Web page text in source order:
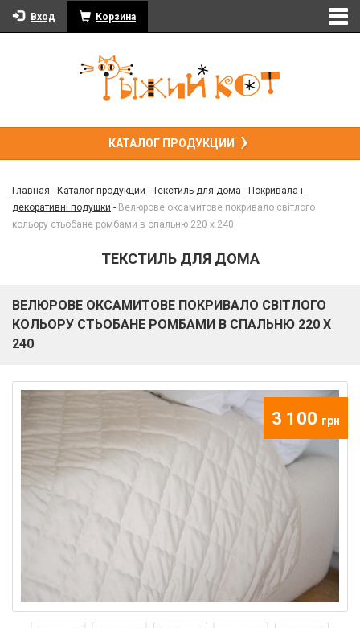
Вход Корзина
КАТАЛОГ ПРОДУКЦИИ
Главная - Каталог продукции - Текстиль для дома - Покривала і
декоративні подушки - Велюрове оксамитове покривало світлого
кольору стьобане ромбами в спальню 220 х 240
ТЕКСТИЛЬ ДЛЯ ДОМА
ВЕЛЮРОВЕ ОКСАМИТОВЕ ПОКРИВАЛО СВІТЛОГО
КОЛЬОРУ СТЬОБАНЕ РОМБАМИ В СПАЛЬНЮ 220 Х
240
3 100 грн